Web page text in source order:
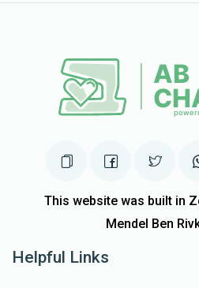
This website was built in
Mendel Ben
Helpful Links